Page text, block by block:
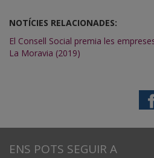
NOTÍCIES RELACIONADES:
El Consell Social premia les
La Moravia (2019)
ENS POTS SEGUIR A